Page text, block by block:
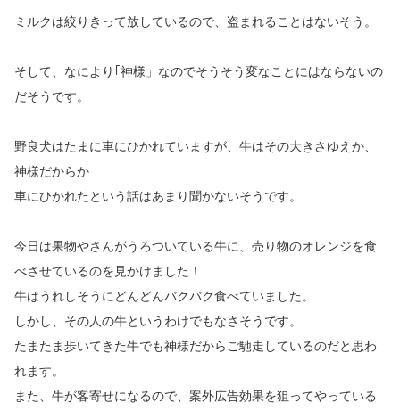
ミルクは絞りきって放しているので、盗まれることはないそう。
そして、なにより｢神様」なのでそうそう変なことにはならないの
だそうです。
野良犬はたまに車にひかれていますが、牛はその大きさゆえか、
神様だからか
車にひかれたという話はあまり聞かないそうです。
今日は果物やさんがうろついている牛に、売り物のオレンジを食
べさせているのを見かけました！
牛はうれしそうにどんどんバクバク食べていました。
しかし、その人の牛というわけでもなさそうです。
たまたま歩いてきた牛でも神様だからご馳走しているのだと思わ
れます。
また、牛が客寄せになるので、案外広告効果を狙ってやっている